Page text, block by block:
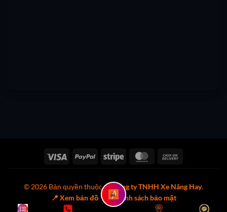
Visa PayPal Stripe MasterCard
© 2026 Bản quyền thuộc về
Công ty TNHH Xe Nâng Hay.
📍 Xem bản đồ
🔒 Chính sách bảo mật